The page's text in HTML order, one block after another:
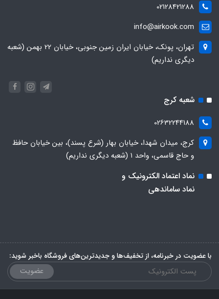
02128421288
info@airkook.com
تهران، پونک، خیابان ایران زمین جنوبی، خیابان 22 بهمن (شعبه
دیگری نداریم)
شعبه کرج
02632244188
کرج، میدان شهدا، خیابان بهار (شرع پسند)، بین خیابان حافظ
و حاج قاسمی، واحد ۱ (شعبه دیگری نداریم)
نماد اعتماد الکترونیک و
نماد ساماندهی
با عضویت در خبرنامه، از تخفیف‌ها و جدیدترین‌های فروشگاه باخبر شوید:
عضویت